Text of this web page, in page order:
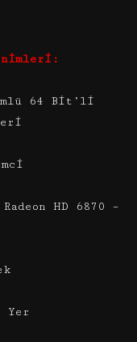
64 Bit’li
HD 6870 –
Yer